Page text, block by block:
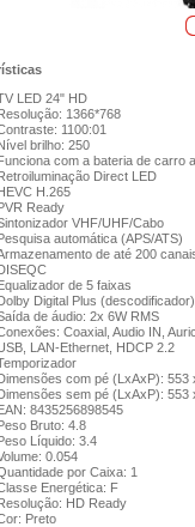
LED 24" HD
1366*768
1100:01
brilho: 250
com a bateria de carro
Direct LED
H.265
Ready
VHF/UHF/Cabo
automática (APS/ATS)
de até 200
de 5 faixas
Digital Plus (descodificador)
de áudio: 2x 6W RMS
Coaxial, Audio IN,
LAN-Ethernet, HDCP 2.2
com pé (LxAxP): 553
sem pé (LxAxP): 553
8435256898545
Bruto: 4.8
Líquido: 3.4
0.054
por Caixa: 1
Energética: F
HD Ready
Preto